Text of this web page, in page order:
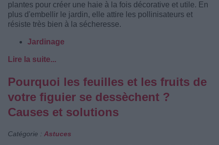
plantes pour créer une haie à la fois décorative et utile. En
plus d'embellir le jardin, elle attire les pollinisateurs et
résiste très bien à la sécheresse.
Jardinage
Lire la suite...
Pourquoi les feuilles et les fruits de
votre figuier se dessèchent ?
Causes et solutions
Catégorie : Astuces